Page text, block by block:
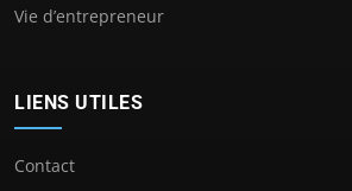
Vie d’entrepreneur
LIENS UTILES
Contact